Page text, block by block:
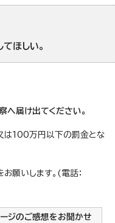
ほしい。
へ届け出てください。
は100万円以下の罰金とな
願いします。(電話：
ージのご感想をお聞かせ